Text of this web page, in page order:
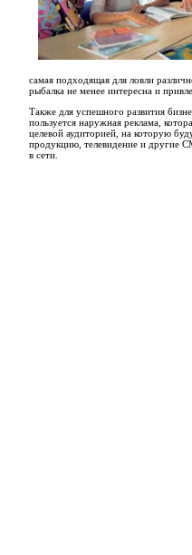
самая подходящая для ловли
рыбалка не менее интересна и
Также для успешного развития
пользуется наружная реклама,
целевой аудиторией, на которую
продукцию, телевидение и другие
в сети.